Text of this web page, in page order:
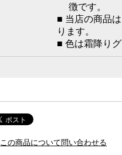
徴です。
■ 当店の商品
ります。
■ 色は霜降り
この商品について問い合わせる